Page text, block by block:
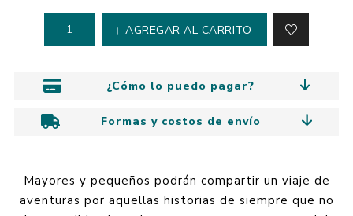
AGREGAR AL CARRITO
¿Cómo lo puedo pagar?
Formas y costos de envío
Mayores y pequeños podrán compartir un viaje de
aventuras por aquellas historias de siempre que no